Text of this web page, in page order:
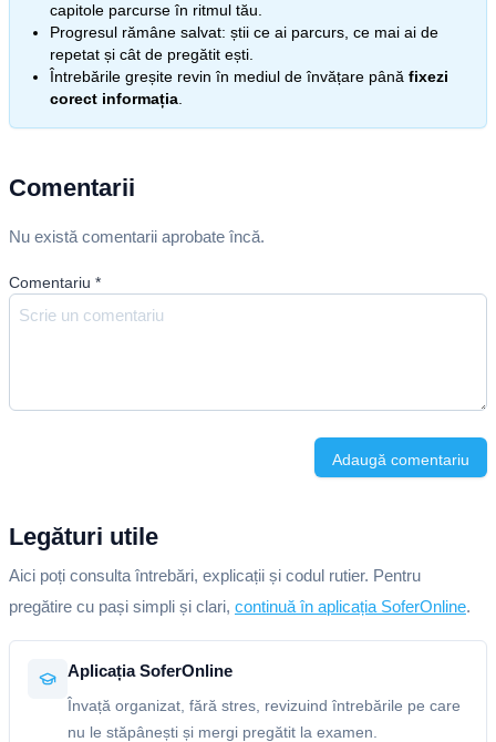
capitole parcurse în ritmul tău.
Progresul rămâne salvat: știi ce ai parcurs, ce mai ai de
repetat și cât de pregătit ești.
Întrebările greșite revin în mediul de învățare până fixezi
corect informația
Comentarii
Nu există comentarii aprobate încă.
Comentariu *
Adaugă comentariu
Legături utile
Aici poți consulta întrebări, explicații și codul rutier. Pentru
pregătire cu pași simpli și clari, continuă în aplicația SoferOnline.
Aplicația SoferOnline
Învață organizat, fără stres, revizuind întrebările pe care
nu le stăpânești și mergi pregătit la examen.